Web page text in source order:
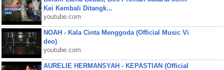
Kei Kembali Ditangk...
youtube.com
NOAH - Kala Cinta Menggoda (Official Music Vi
deo)
youtube.com
AURELIE HERMANSYAH - KEPASTIAN (Official